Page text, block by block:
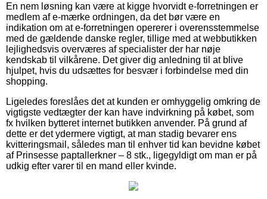
En nem løsning kan være at kigge hvorvidt e-forretningen er
medlem af e-mærke ordningen, da det bør være en
indikation om at e-forretningen opererer i overensstemmelse
med de gældende danske regler, tillige med at webbutikken
lejlighedsvis overværes af specialister der har nøje
kendskab til vilkårene. Det giver dig anledning til at blive
hjulpet, hvis du udsættes for besvær i forbindelse med din
shopping.
Ligeledes foreslåes det at kunden er omhyggelig omkring de
vigtigste vedtægter der kan have indvirkning på købet, som
fx hvilken bytteret internet butikken anvender. På grund af
dette er det ydermere vigtigt, at man stadig bevarer ens
kvitteringsmail, således man til enhver tid kan bevidne købet
af Prinsesse paptallerkner – 8 stk., ligegyldigt om man er på
udkig efter varer til en mand eller kvinde.